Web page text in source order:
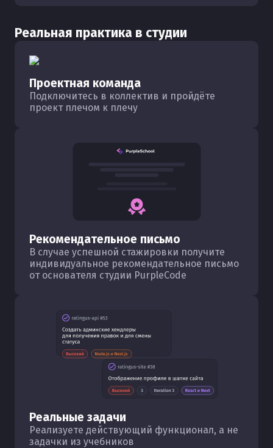
Реальная практика в студии
Проектная команда
Подключитесь в коллектив и пройдёте
проект плечом к плечу
Рекомендательное письмо
В случае успешной стажировки получите
индивидуальное рекомендательное письмо
от основателя студии PurpleCode
Реальные задачи
Реализуете действующий функционал, а не
задачки из учебников